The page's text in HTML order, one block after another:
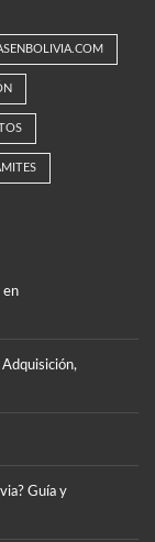
en
Guía y